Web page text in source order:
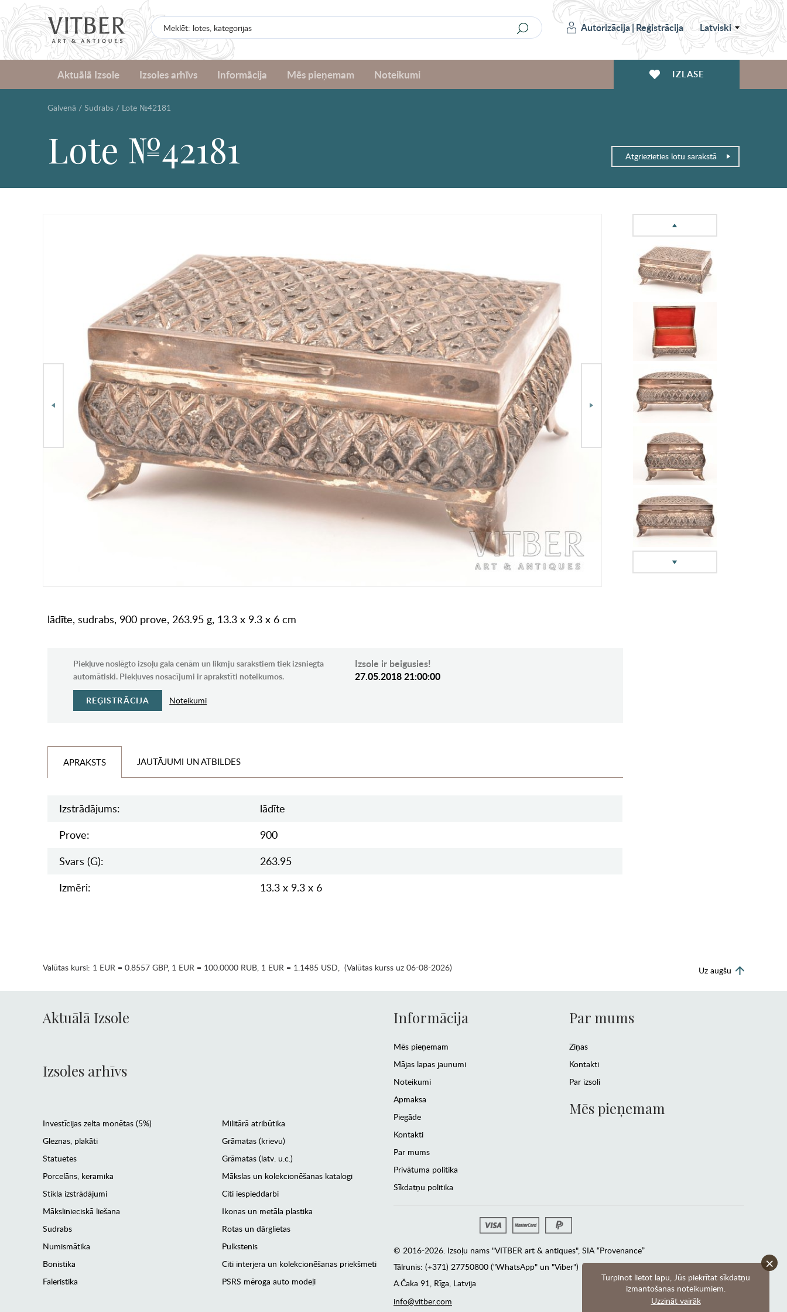
Autorizācija|Reģistrācija Latviski
Aktuālā Izsole Izsoles arhīvs Informācija Mēs pieņemam Noteikumi IZLASE
Galvenā / Sudrabs / Lote №42181
Lote №42181 Atgriezieties lotu sarakstā
lādīte, sudrabs, 900 prove, 263.95 g, 13.3 x 9.3 x 6 cm
Piekļuve noslēgto izsoļu gala cenām un likmju sarakstiem tiek izsniegta
automātiski. Piekļuves nosacījumi ir aprakstīti noteikumos.
REĢISTRĀCIJA Noteikumi
Izsole ir beigusies!
27.05.2018 21:00:00
APRAKSTS JAUTĀJUMI UN ATBILDES
Izstrādājums:
lādīte
Prove:
900
Svars (g):
263.95
Izmēri:
13.3 x 9.3 x 6
Turpinot lietot lapu, Jūs piekrītat sīkdatņu
izmantošanas noteikumiem.
Uzzināt vairāk
×
Valūtas kursi: 1 EUR = 0.8557 GBP, 1 EUR = 100.0000 RUB, 1 EUR = 1.1485 USD, (Valūtas kurss uz 06-08-2026) Uz augšu
Aktuālā Izsole
Izsoles arhīvs
Investīcijas zelta monētas (5%)
Gleznas, plakāti
Statuetes
Porcelāns, keramika
Stikla izstrādājumi
Mākslinieciskā liešana
Sudrabs
Numismātika
Bonistika
Faleristika
Militārā atribūtika
Grāmatas (krievu)
Grāmatas (latv. u.c.)
Mākslas un kolekcionēšanas katalogi
Citi iespieddarbi
Ikonas un metāla plastika
Rotas un dārglietas
Pulkstenis
Citi interjera un kolekcionēšanas priekšmeti
PSRS mēroga auto modeļi
Informācija
Mēs pieņemam
Mājas lapas jaunumi
Noteikumi
Apmaksa
Piegāde
Kontakti
Par mums
Privātuma politika
Sīkdatņu politika
Par mums
Ziņas
Kontakti
Par izsoli
Mēs pieņemam
© 2016-2026. Izsoļu nams "VITBER art & antiques", SIA “Provenance”
Tālrunis: (+371) 27750800 ("WhatsApp" un "Viber")
А.Čaka 91, Rīga, Latvija
info@vitber.com